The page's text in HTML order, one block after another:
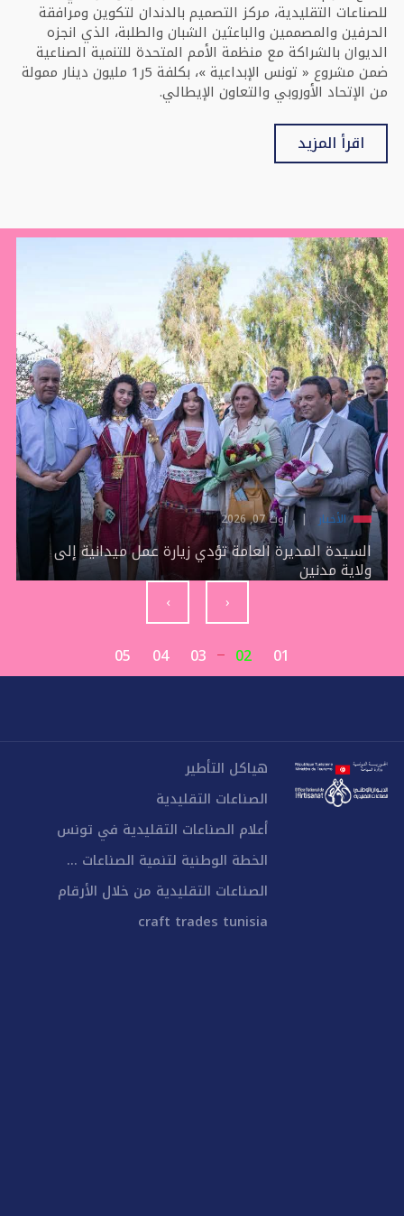
للصناعات التقليدية، مركز التصميم بالدندان لتكوين ومرافقة
الحرفين والمصممين والباعثين الشبان والطلبة، الذي انجزه
الديوان بالشراكة مع منظمة الأمم المتحدة للتنمية الصناعية
ضمن مشروع « تونس الإبداعية »، بكلفة 5ر1 مليون دينار ممولة
من الإتحاد الأوروبي والتعاون الإيطالي.
اقرأ المزيد
الأخبار أوت 07, 2026
السيدة المديرة العامة تؤدي زيارة عمل ميدانية إلى
ولاية مدنين
‹
›
01
02
03
04
05
هياكل التأطير
الصناعات التقليدية
أعلام الصناعات التقليدية في تونس
الخطة الوطنية لتنمية الصناعات ...
الصناعات التقليدية من خلال الأرقام
craft trades tunisia